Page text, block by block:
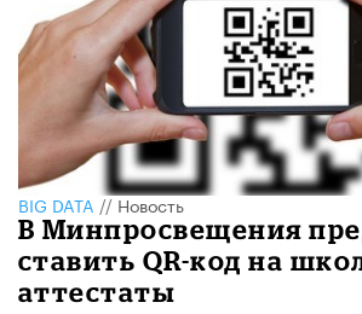
BIG DATA //Новость
В Минпросвещения
ставить QR-код на
аттестаты